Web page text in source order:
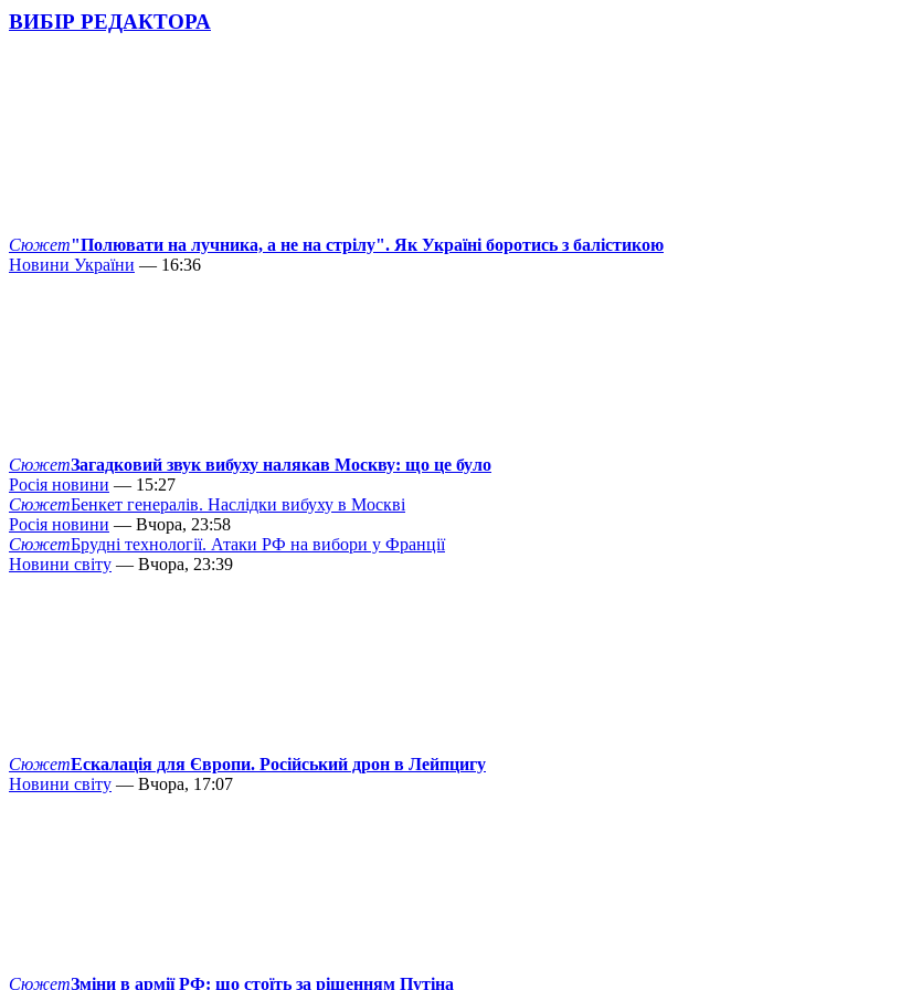
ВИБІР РЕДАКТОРА
Сюжет"Полювати на лучника, а не на стрілу". Як Україні боротись з балістикою
Новини України — 16:36
СюжетЗагадковий звук вибуху налякав Москву: що це було
Росія новини — 15:27
СюжетБенкет генералів. Наслідки вибуху в Москві
Росія новини — Вчора, 23:58
СюжетБрудні технології. Атаки РФ на вибори у Франції
Новини світу — Вчора, 23:39
СюжетЕскалація для Європи. Російський дрон в Лейпцигу
Новини світу — Вчора, 17:07
СюжетЗміни в армії РФ: що стоїть за рішенням Путіна